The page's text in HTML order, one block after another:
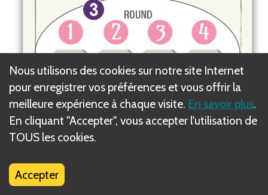
Nous utilisons des cookies sur notre site Internet
pour enregistrer vos préférences et vous offrir la
meilleure expérience à chaque visite. En savoir plus.
En cliquant "Accepter", vous accepter l'utilisation de
TOUS les cookies.
Accepter